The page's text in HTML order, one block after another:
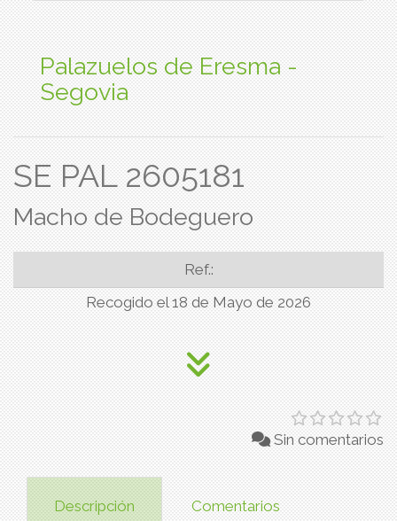
Palazuelos de Eresma -
Segovia
SE PAL 2605181
Macho de Bodeguero
Ref.:
Recogido el 18 de Mayo de 2026
Sin comentarios
Descripción Comentarios